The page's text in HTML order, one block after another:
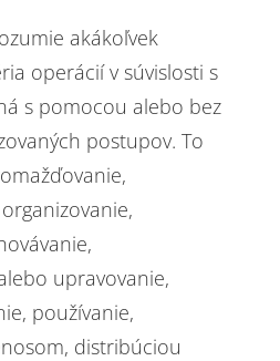
akákoľvek
operácií v súvislosti s
s pomocou alebo bez
postupov. To
upravovanie,
používanie,
distribúciou